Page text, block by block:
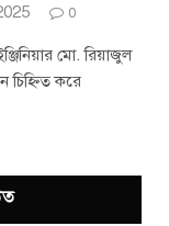
0
মো. রিয়াজুল
চিহ্নিত করে